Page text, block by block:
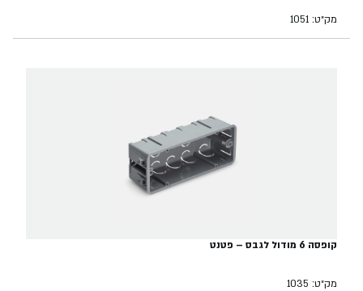
מק״ט: 1051
קופסה 6 מודול לגבס – פטנט
מק״ט: 1035